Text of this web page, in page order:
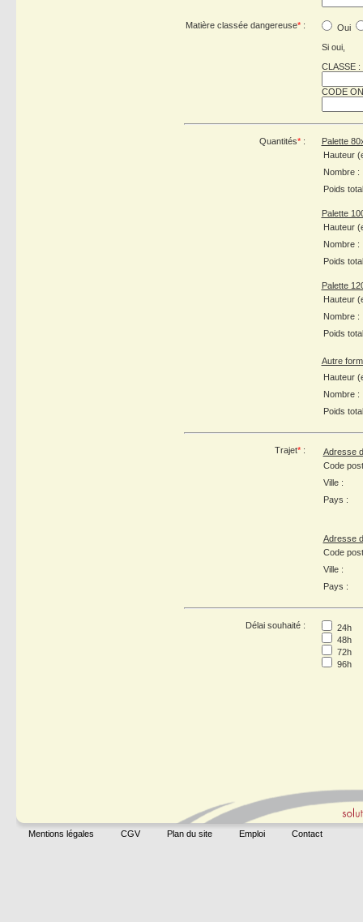
Matière classée dangereuse*:
Oui
Si oui,
CLASSE :
CODE
Quantités*:
Palette
Hauteur
Nombre :
Poids
Palette
Hauteur
Nombre :
Poids
Palette
Hauteur
Nombre :
Poids
Autre
Hauteur
Nombre :
Poids
Trajet*:
Adresse
Code
Ville :
Pays :
Adresse
Code
Ville :
Pays :
Délai souhaité :
24h
48h
72h
96h
Mentions légales CGV Plan du site Emploi Contact